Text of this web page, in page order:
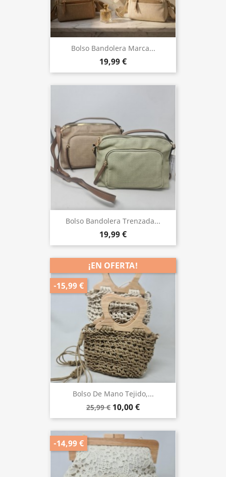
Bolso Bandolera Marca...
19,99 €
Bolso Bandolera Trenzada...
19,99 €
Bolso De Mano Tejido,...
25,99 € 10,00 €
¡EN OFERTA!
-15,99 €
-14,99 €